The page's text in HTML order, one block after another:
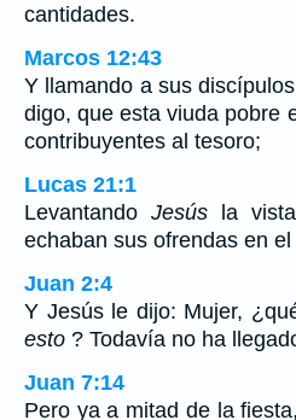
cantidades.
Marcos 12:43
Y llamando a sus
digo, que esta viuda pobre
contribuyentes al tesoro;
Lucas 21:1
Levantando Jesúsla
echaban sus ofrendas en el
Juan 2:4
Y Jesús le dijo: Mujer,
esto ? Todavía no ha
Juan 7:14
Pero ya a mitad de la